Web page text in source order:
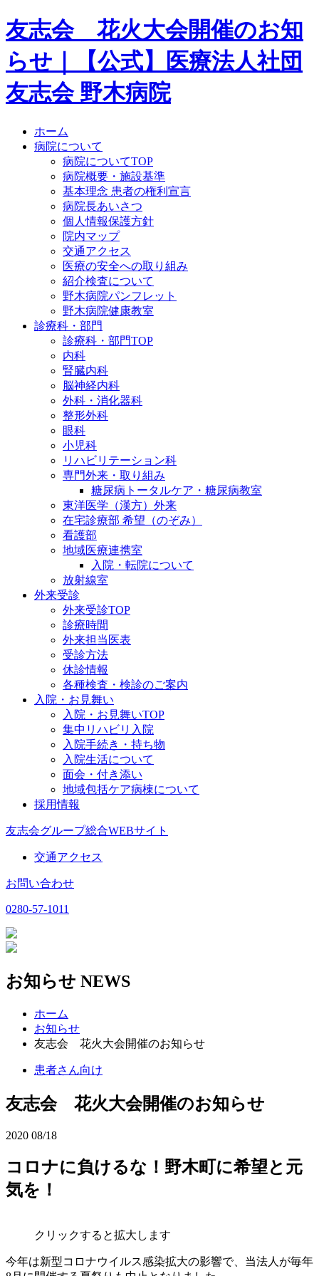
友志会 花火大会開催のお知
らせ｜【公式】医療法人社団
友志会 野木病院
ホーム
病院について
病院についてTOP
病院概要・施設基準
基本理念 患者の権利宣言
病院長あいさつ
個人情報保護方針
院内マップ
交通アクセス
医療の安全への取り組み
紹介検査について
野木病院パンフレット
野木病院健康教室
診療科・部門
診療科・部門TOP
内科
腎臓内科
脳神経内科
外科・消化器科
整形外科
眼科
小児科
リハビリテーション科
専門外来・取り組み
糖尿病トータルケア・糖尿病教室
東洋医学（漢方）外来
在宅診療部 希望（のぞみ）
看護部
地域医療連携室
入院・転院について
放射線室
外来受診
外来受診TOP
診療時間
外来担当医表
受診方法
休診情報
各種検査・検診のご案内
入院・お見舞い
入院・お見舞いTOP
集中リハビリ入院
入院手続き・持ち物
入院生活について
面会・付き添い
地域包括ケア病棟について
採用情報
友志会グループ総合WEBサイト
交通アクセス
お問い合わせ
0280-57-1011
お知らせ NEWS
ホーム
お知らせ
友志会 花火大会開催のお知らせ
患者さん向け
友志会 花火大会開催のお知らせ
2020 08/18
コロナに負けるな！野木町に希望と元
気を！
クリックすると拡大します
今年は新型コロナウイルス感染拡大の影響で、当法人が毎年